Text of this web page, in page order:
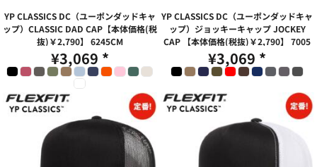
YP CLASSICS DC（ユーポンダッドキャ
ップ）CLASSIC DAD CAP【本体価格(税
抜)￥2,790】
6245CM
¥3,069 *
YP CLASSICS DC（ユーポンダッドキャ
ップ）ジョッキーキャップ JOCKEY
CAP 【本体価格(税抜)￥2,790】
7005
¥3,069 *